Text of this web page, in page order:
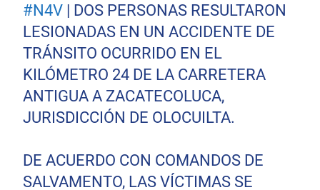
#N4V | DOS PERSONAS RESULTARON
LESIONADAS EN UN ACCIDENTE DE
TRÁNSITO OCURRIDO EN EL
KILÓMETRO 24 DE LA CARRETERA
ANTIGUA A ZACATECOLUCA,
JURISDICCIÓN DE OLOCUILTA.
DE ACUERDO CON COMANDOS DE
SALVAMENTO, LAS VÍCTIMAS SE